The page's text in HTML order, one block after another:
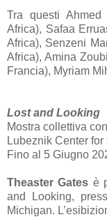
Tra questi Ahmed
Africa), Safaa
Africa), Senzeni
Africa), Amina
Francia), Myriam
Lost and Looking
Mostra collettiva
Lubeznik Center
Fino al 5 Giugno
Theaster Gates è
and Looking,
Michigan.